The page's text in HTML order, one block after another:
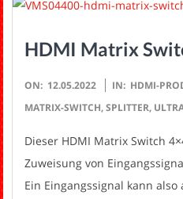
HDMI Matrix
2022-
05-
ON: 12.05.2022 IN: HDMI-
MATRIX-SWITCH,SPLITTER,
Dieser HDMI Matrix Switch
Zuweisung von
Ein Eingangssignal kann also